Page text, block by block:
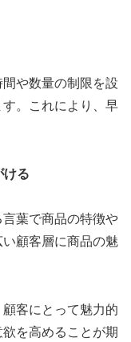
間や数量の制限を設
。これにより、早
ける
葉で商品の特徴や
顧客層に商品の魅
客にとって魅力的
を高めることが期